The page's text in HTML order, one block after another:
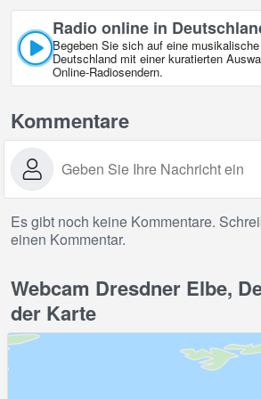
Radio online in
Begeben Sie sich auf eine
Deutschland mit einer kuratierten
Online‑Radiosendern.
Kommentare
Es gibt noch keine Kommentare.
einen Kommentar.
Webcam Dresdner Elbe,
der Karte